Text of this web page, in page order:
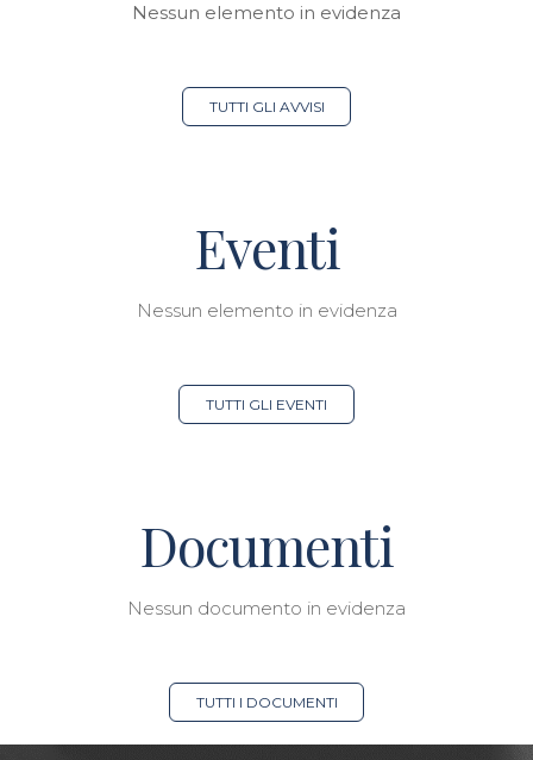
Nessun elemento in evidenza
TUTTI GLI AVVISI
Eventi
Nessun elemento in evidenza
TUTTI GLI EVENTI
Documenti
Nessun documento in evidenza
TUTTI I DOCUMENTI